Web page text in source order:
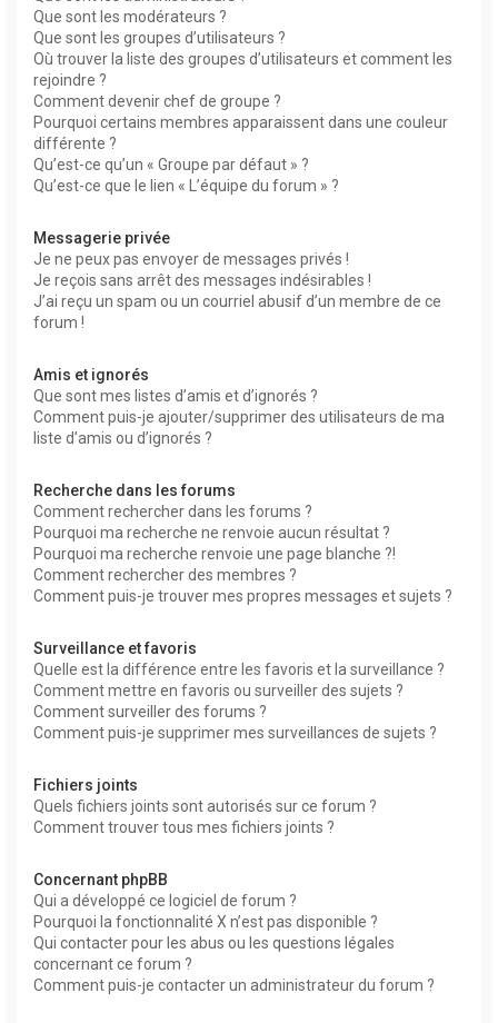
Que sont les modérateurs ?
Que sont les groupes d’utilisateurs ?
Où trouver la liste des groupes d’utilisateurs et comment les
rejoindre ?
Comment devenir chef de groupe ?
Pourquoi certains membres apparaissent dans une couleur
différente ?
Qu’est-ce qu’un « Groupe par défaut » ?
Qu’est-ce que le lien « L’équipe du forum » ?
Messagerie privée
Je ne peux pas envoyer de messages privés !
Je reçois sans arrêt des messages indésirables !
J’ai reçu un spam ou un courriel abusif d’un membre de ce
forum !
Amis et ignorés
Que sont mes listes d’amis et d’ignorés ?
Comment puis-je ajouter/supprimer des utilisateurs de ma
liste d’amis ou d’ignorés ?
Recherche dans les forums
Comment rechercher dans les forums ?
Pourquoi ma recherche ne renvoie aucun résultat ?
Pourquoi ma recherche renvoie une page blanche ?!
Comment rechercher des membres ?
Comment puis-je trouver mes propres messages et sujets ?
Surveillance et favoris
Quelle est la différence entre les favoris et la surveillance ?
Comment mettre en favoris ou surveiller des sujets ?
Comment surveiller des forums ?
Comment puis-je supprimer mes surveillances de sujets ?
Fichiers joints
Quels fichiers joints sont autorisés sur ce forum ?
Comment trouver tous mes fichiers joints ?
Concernant phpBB
Qui a développé ce logiciel de forum ?
Pourquoi la fonctionnalité X n’est pas disponible ?
Qui contacter pour les abus ou les questions légales
concernant ce forum ?
Comment puis-je contacter un administrateur du forum ?